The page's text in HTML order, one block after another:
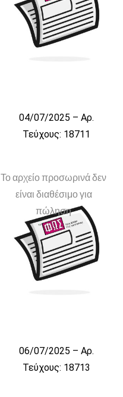
04/07/2025 – Αρ.
Τεύχους: 18711
Το αρχείο προσωρινά δεν
είναι διαθέσιμο για
πώληση
06/07/2025 – Αρ.
Τεύχους: 18713